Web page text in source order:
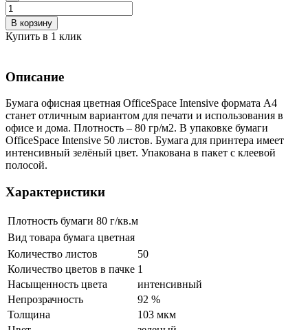
В корзину
Купить в 1 клик
Описание
Бумага офисная цветная OfficeSpace Intensive формата А4
станет отличным вариантом для печати и использования в
офисе и дома. Плотность – 80 гр/м2. В упаковке бумаги
OfficeSpace Intensive 50 листов. Бумага для принтера имеет
интенсивный зелёный цвет. Упакована в пакет с клеевой
полосой.
Характеристики
Плотность бумаги 80 г/кв.м
Вид товара бумага цветная
Количество листов
50
Количество цветов в пачке 1
Насыщенность цвета
интенсивный
Непрозрачность
92 %
Толщина
103 мкм